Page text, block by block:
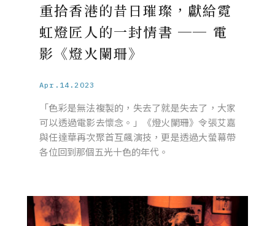
重拾香港的昔日璀璨，獻給霓
虹燈匠人的一封情書 ── 電
影《燈火闌珊》
Apr.14.2023
「色彩是無法複製的，失去了就是失去了，大家
可以透過電影去懷念。」《燈火闌珊》令張艾嘉
與任達華再次聚首互飆演技，更是透過大螢幕帶
各位回到那個五光十色的年代。